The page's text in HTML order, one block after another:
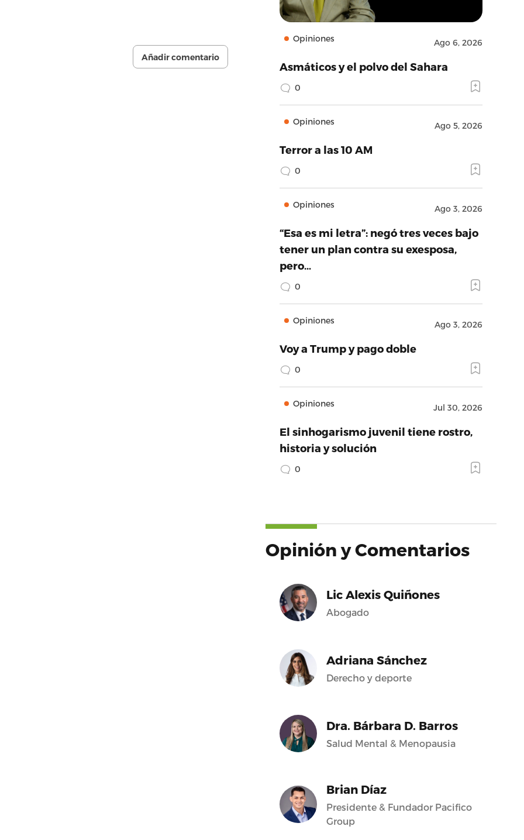
Añadir comentario
Opiniones Ago 6, 2026
Asmáticos y el polvo del Sahara
0
Opiniones Ago 5, 2026
Terror a las 10 AM
0
Opiniones Ago 3, 2026
“Esa es mi letra”: negó tres veces bajo
tener un plan contra su exesposa,
pero…
0
Opiniones Ago 3, 2026
Voy a Trump y pago doble
0
Opiniones Jul 30, 2026
El sinhogarismo juvenil tiene rostro,
historia y solución
0
Opinión y Comentarios
Lic Alexis Quiñones
Abogado
Adriana Sánchez
Derecho y deporte
Dra. Bárbara D. Barros
Salud Mental & Menopausia
Brian Díaz
Presidente & Fundador Pacifico
Group